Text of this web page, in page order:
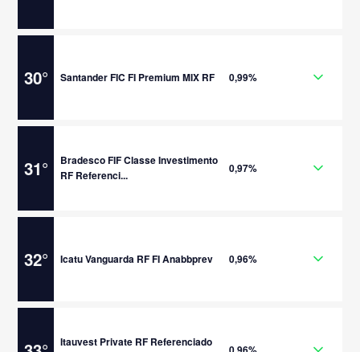
30° Santander FIC FI Premium MIX RF 0,99%
31°
Bradesco FIF Classe Investimento
RF Referenci...
0,97%
32° Icatu Vanguarda RF FI Anabbprev 0,96%
Itauvest Private RF Referenciado